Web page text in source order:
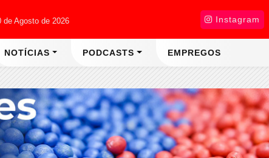
de Agosto de 2026 Instagram
NOTÍCIAS PODCASTS EMPREGOS